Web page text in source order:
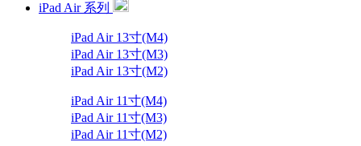
iPad Air 系列
iPad Air 13寸(M4)
iPad Air 13寸(M3)
iPad Air 13寸(M2)
iPad Air 11寸(M4)
iPad Air 11寸(M3)
iPad Air 11寸(M2)